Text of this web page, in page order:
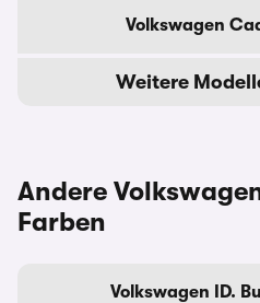
Volkswagen
Weitere
Andere
Farben
Volkswagen ID.